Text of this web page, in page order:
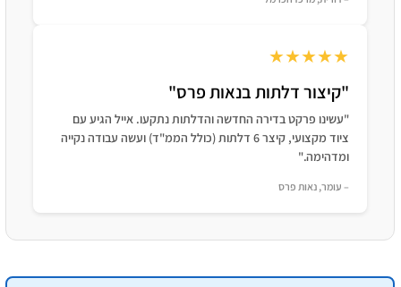
★★★★★
"קיצור דלתות בנאות פרס"
"עשינו פרקט בדירה החדשה והדלתות נתקעו. אייל הגיע עם
ציוד מקצועי, קיצר 6 דלתות (כולל הממ"ד) ועשה עבודה נקייה
ומדהימה."
– עומר, נאות פרס